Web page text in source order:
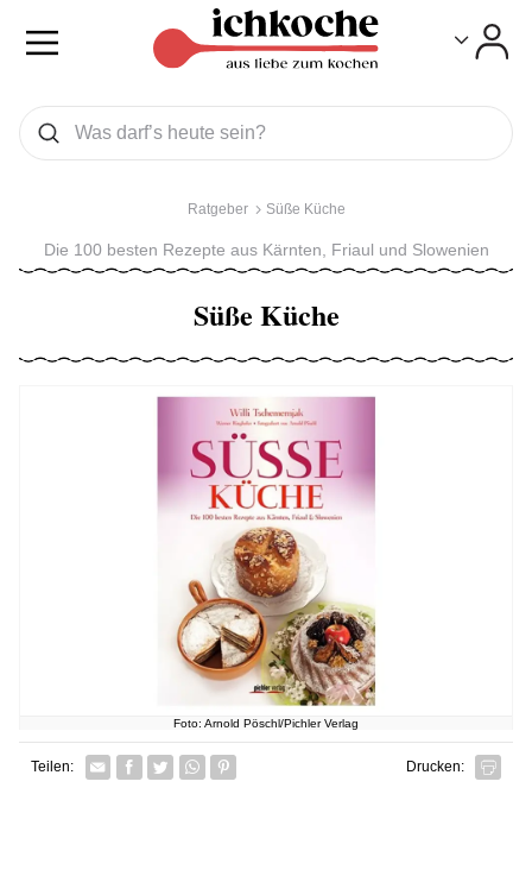
Was wollen Sie suchen
Suchen
Ratgeber Süße Küche
Die 100 besten Rezepte aus Kärnten, Friaul und Slowenien
Süße Küche
Foto: Arnold Pöschl/Pichler Verlag
Teilen: Facebook
TwitterWhatsapp senden
Pin it Drucken: